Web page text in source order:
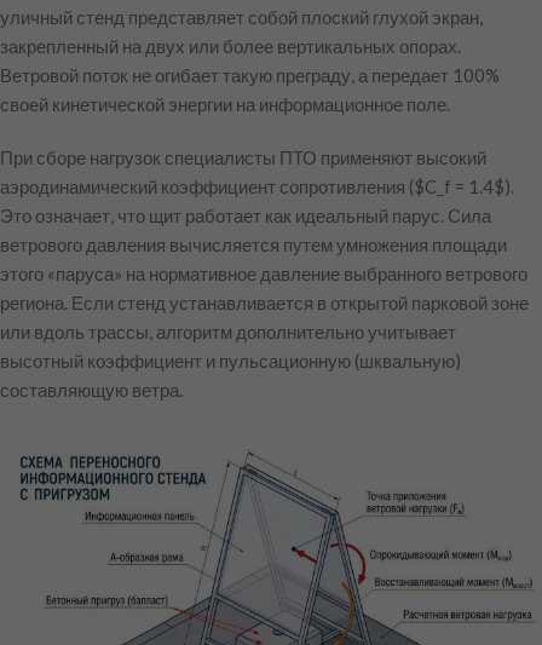
уличный стенд представляет собой плоский глухой экран,
закрепленный на двух или более вертикальных опорах.
Ветровой поток не огибает такую преграду, а передает 100%
своей кинетической энергии на информационное поле.
При сборе нагрузок специалисты ПТО применяют высокий
аэродинамический коэффициент сопротивления ($C_f = 1.4$).
Это означает, что щит работает как идеальный парус. Сила
ветрового давления вычисляется путем умножения площади
этого «паруса» на нормативное давление выбранного ветрового
региона. Если стенд устанавливается в открытой парковой зоне
или вдоль трассы, алгоритм дополнительно учитывает
высотный коэффициент и пульсационную (шквальную)
составляющую ветра.